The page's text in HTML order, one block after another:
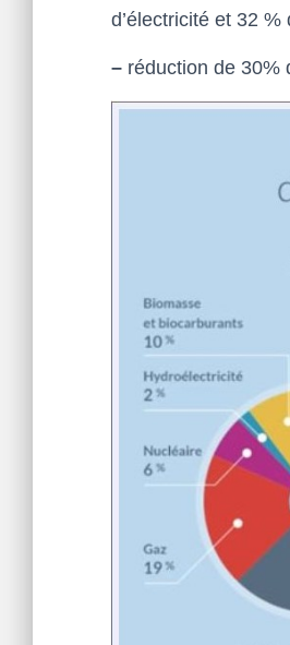
d’électricité et 32
– réduction de 30%